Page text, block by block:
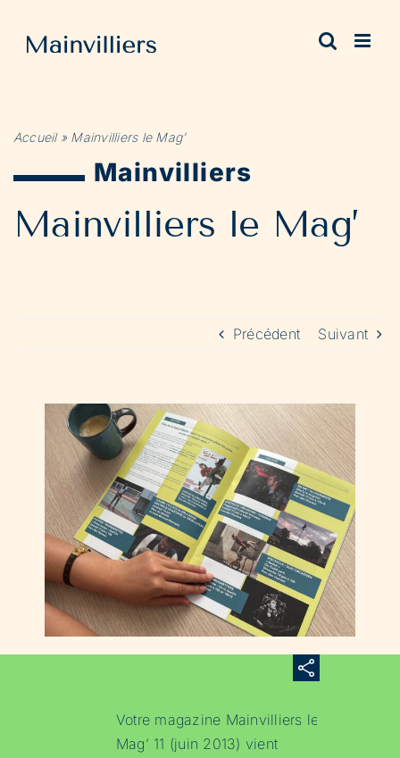
contenu
Accueil» Mainvilliers le Mag’
Mainvilliers
Mainvilliers le Mag’
Précédent Suivant
Votre magazine Mainvilliers le
Mag’ 11 (juin 2013) vient